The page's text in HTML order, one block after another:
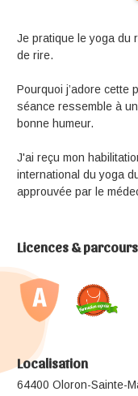
Je pratique le yoga du
de rire.
Pourquoi j’adore cette
séance ressemble à
bonne humeur.
J'ai reçu mon
international du yoga
approuvée par le
Licences & parcours
Localisation
64400 Oloron-Sainte-